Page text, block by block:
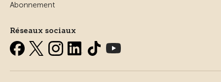
Abonnement
Réseaux sociaux